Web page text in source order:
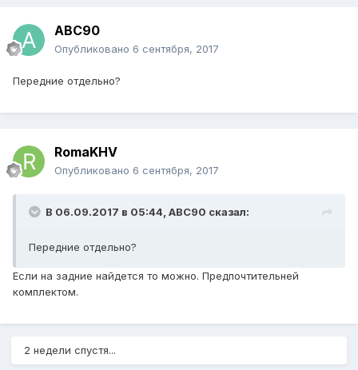
ABC90
Опубликовано 6 сентября, 2017
Передние отдельно?
RomaKHV
Опубликовано 6 сентября, 2017
В 06.09.2017 в 05:44, ABC90 сказал:
Передние отдельно?
Если на задние найдется то можно. Предпочтительней
комплектом.
2 недели спустя...